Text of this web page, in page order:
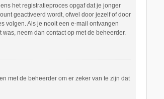
het registratieproces opgaf dat je jonger
geactiveerd wordt, ofwel door jezelf of door
volgen. Als je nooit een e-mail ontvangen
neem dan contact op met de beheerder.
met de beheerder om er zeker van te zijn dat